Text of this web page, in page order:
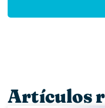
Artículos